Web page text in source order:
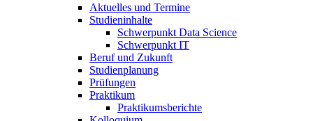
Aktuelles und Termine
Studieninhalte
Schwerpunkt Data Science
Schwerpunkt IT
Beruf und Zukunft
Studienplanung
Prüfungen
Praktikum
Praktikumsberichte